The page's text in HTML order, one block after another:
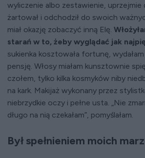
wyliczenie albo zestawienie, uprzejmie
żartował i odchodził do swoich
miał okazję zobaczyć inną Elę.
starań w to, żeby wyglądać jak
sukienka kosztowała fortunę, wydałam
pensję. Włosy miałam kunsztownie
czołem, tylko kilka kosmyków niby
na kark. Makijaż wykonany przez
niebrzydkie oczy i pełne usta. „Nie
długo na nią czekałam”, pomyślałam.
Był spełnieniem moich